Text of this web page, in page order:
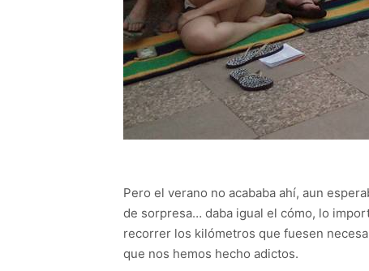
Pero el verano no acababa ahí, aun
de sorpresa… daba igual el cómo, lo
recorrer los kilómetros que fuesen
que nos hemos hecho adictos.